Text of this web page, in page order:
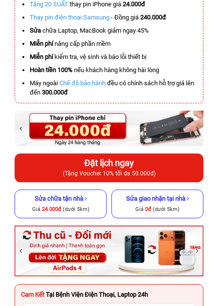
Tặng 20 SUẤT thay pin iPhone giá 24.000đ
Thay pin điện thoại Samsung - Đồng giá 240.000đ
Sửa chữa Laptop, MacBook giảm ngay 45%
Miễn phínâng cấp phần mềm
Miễn phíkiểm tra, vệ sinh và báo lỗi thiết bị
Hoàn tiền 100% nếu khách hàng không hài lòng
Máy ngoài Chế độ bảo hành đều có chính sách hỗ trợ giá lên
đến 300.000đ
Đặt lịch ngay
(Tặng Voucher 10% tối đa 50.000đ)
Sửa chữa tận nhà
Giá 24.000đ(dưới 5km)
Sửa giao nhận tại nhà
Giá 0đ (dưới 5km)
Cam Kết Tại Bệnh Viện Điện Thoại, Laptop 24h